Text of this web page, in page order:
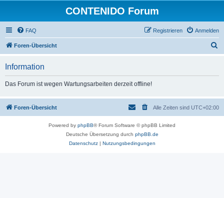
CONTENIDO Forum
FAQ Anmelden
Registrieren
Foren-Übersicht
Information
Das Forum ist wegen Wartungsarbeiten derzeit offline!
Foren-Übersicht Alle Zeiten sind UTC+02:00
Powered by phpBB® Forum Software © phpBB Limited
Deutsche Übersetzung durch phpBB.de
Datenschutz| Nutzungsbedingungen